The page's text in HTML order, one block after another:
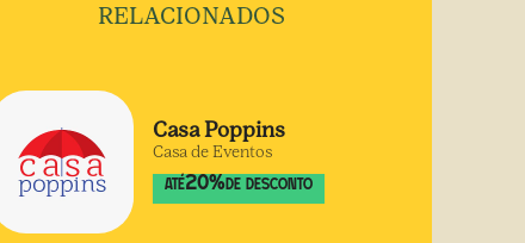
RELACIONADOS
Casa Poppins
Casa de Eventos
ATÉ20%DE DESCONTO